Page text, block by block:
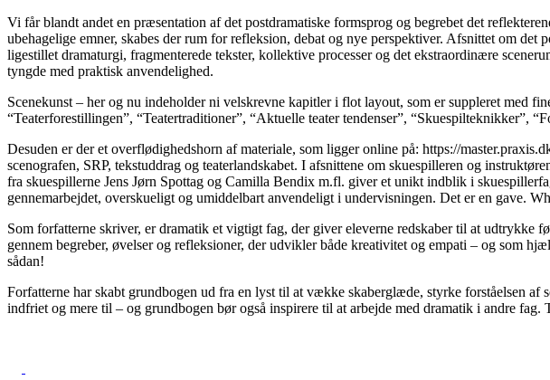
Vi får blandt andet en præsentation af det postdramatiske formsprog og begrebet det
ubehagelige emner, skabes der rum for refleksion, debat og nye perspektiver. Afsnittet om
ligestillet dramaturgi, fragmenterede tekster, kollektive processer og det ekstraordinære
tyngde med praktisk anvendelighed.
Scenekunst – her og nu indeholder ni velskrevne kapitler i flot layout, som er suppleret med
“Teaterforestillingen”, “Teatertraditioner”, “Aktuelle teater tendenser”, “Skuespilteknikker”,
Desuden er der et overflødighedshorn af materiale, som ligger online på: https://
scenografen, SRP, tekstuddrag og teaterlandskabet. I afsnittene om skuespilleren og
fra skuespillerne Jens Jørn Spottag og Camilla Bendix m.fl. giver et unikt indblik i
gennemarbejdet, overskueligt og umiddelbart anvendeligt i undervisningen. Det er en gave.
Som forfatterne skriver, er dramatik et vigtigt fag, der giver eleverne redskaber til at udtrykke
gennem begreber, øvelser og refleksioner, der udvikler både kreativitet og empati – og som
sådan!
Forfatterne har skabt grundbogen ud fra en lyst til at vække skaberglæde, styrke forståelsen
indfriet og mere til – og grundbogen bør også inspirere til at arbejde med dramatik i andre fag.